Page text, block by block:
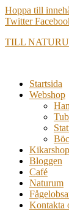
Hoppa till
Twitter
TILL
Startsida
Webshop
Bloggen
Café
Naturum
Kontakta